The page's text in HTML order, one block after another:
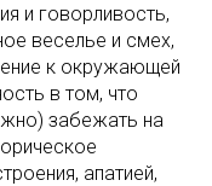
и говорливость,
веселье и смех,
к окружающей
в том, что
забежать на
апатией,